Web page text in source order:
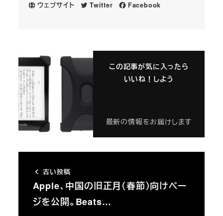
ウェブサイト Twitter Facebook
この記事が気に入ったら
いいね！しよう
最新の情報をお届けします
古い投稿
Apple、中国の旧正月（春節）向けペー
ジを公開。Beats…